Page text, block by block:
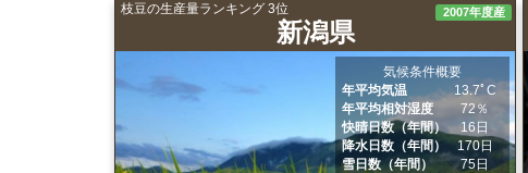
枝豆の生産量ランキング 3位
新潟県
2007年度産
気候条件概要
年平均気温
13.7ﾟC
年平均相対湿度
72％
快晴日数（年間）
16日
降水日数（年間）
170日
雪日数（年間）
75日